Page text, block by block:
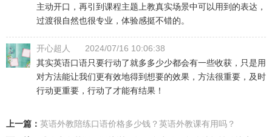
主动开口，再引到课程主题上教真实场景中可以用到的表达，
过渡很自然也很专业，体验感挺不错的。
开心超人
2024/07/16 10:06:38
其实英语口语只要行动了就多多少少都会有一些收获，只是用
对方法能让我们更有效地得到想要的效果，方法很重要，及时
行动更重要，行动了才能有结果！
上一篇： 英语外教陪练口语价格多少钱？英语外教课有用吗？